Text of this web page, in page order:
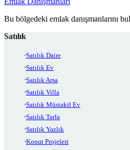
Bu bölgedeki emlak danışmanlarını
Satılık
Satılık Daire
Satılık Ev
Satılık Arsa
Satılık Villa
Satılık Müstakil Ev
Satılık Tarla
Satılık Yazlık
Konut Projeleri